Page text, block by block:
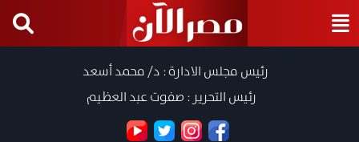
رئيس مجلس الادارة : د/ محمد أسعد
رئيس التحرير : صفوت عبد العظيم